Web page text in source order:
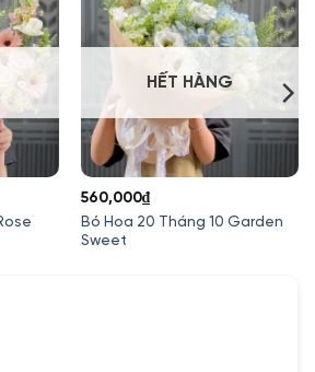
HẾT HÀNG
Bó Hoa 20 Tháng 10 Garden
Sweet
560,000₫